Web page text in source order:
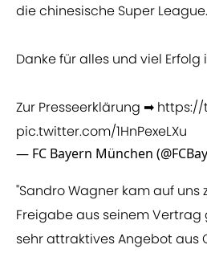
die chinesische Super League.
Danke für alles und viel Erfolg
Zur Presseerklärung ➡ https://
pic.twitter.com/1HnPexeLXu
— FC Bayern München
"Sandro Wagner kam auf uns
Freigabe aus seinem Vertrag
sehr attraktives Angebot aus